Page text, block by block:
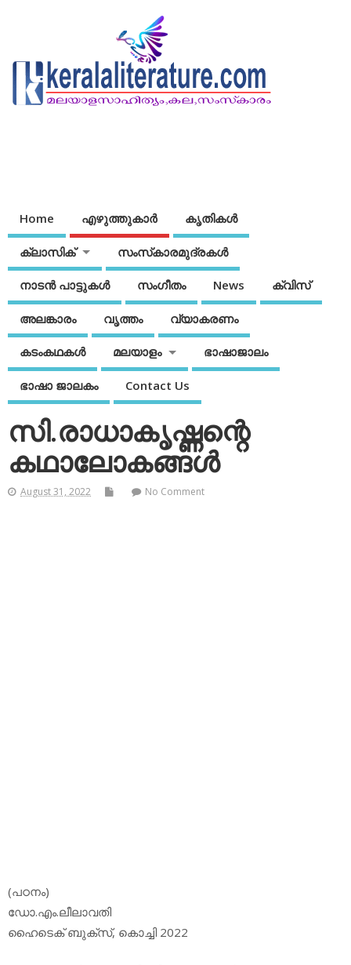
Home എഴുത്തുകാര്‍ കൃതികൾ
ക്ലാസിക് സംസ്‌കാരമുദ്രകള്‍
നാടന്‍ പാട്ടുകള്‍ സംഗീതം News ക്വിസ്
അലങ്കാരം വൃത്തം വ്യാകരണം
കടംകഥകള്‍ മലയാളം ഭാഷാജാലം
ഭാഷാ ജാലകം Contact Us
സി.രാധാകൃഷ്ണന്റെ
കഥാലോകങ്ങള്‍
August 31, 2022 No Comment
(പഠനം)
ഡോ.എം.ലീലാവതി
ഹൈടെക് ബുക്‌സ്, കൊച്ചി 2022